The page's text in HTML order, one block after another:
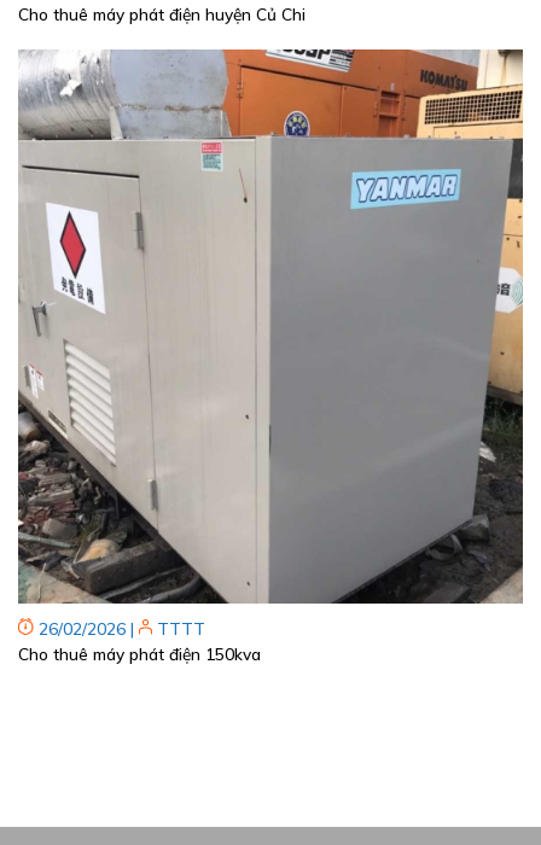
Cho thuê máy phát điện huyện Củ Chi
26/02/2026 |
TTTT
Cho thuê máy phát điện 150kva